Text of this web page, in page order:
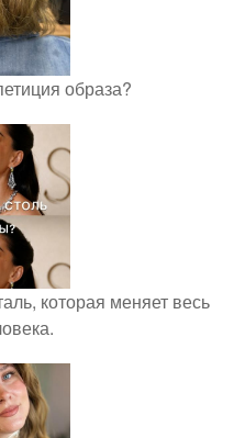
образа?
которая меняет весь